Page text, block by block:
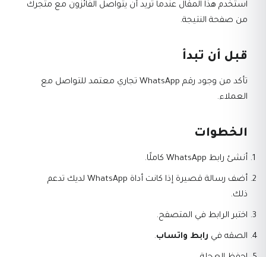
استخدم هذا المقال عندما تريد أن يتواصل الفائزون مع متجرك
من صفحة النتيجة.
قبل أن تبدأ
تأكد من وجود رقم WhatsApp تجاري معتمد للتواصل مع
العملاء.
الخطوات
أنشئ رابط WhatsApp كاملًا.
أضف رسالة قصيرة إذا كانت أداة WhatsApp لديك تدعم
ذلك.
اختبر الرابط في المتصفح.
الصقه في رابط واتساب.